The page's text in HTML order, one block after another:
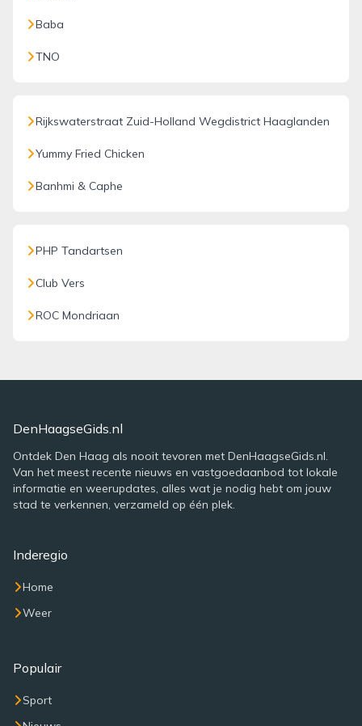
Baba
TNO
Rijkswaterstraat Zuid-Holland Wegdistrict Haaglanden
Yummy Fried Chicken
Banhmi & Caphe
PHP Tandartsen
Club Vers
ROC Mondriaan
DenHaagseGids.nl
Ontdek Den Haag als nooit tevoren met DenHaagseGids.nl.
Van het meest recente nieuws en vastgoedaanbod tot lokale
informatie en weerupdates, alles wat je nodig hebt om jouw
stad te verkennen, verzameld op één plek.
Inderegio
Home
Weer
Populair
Sport